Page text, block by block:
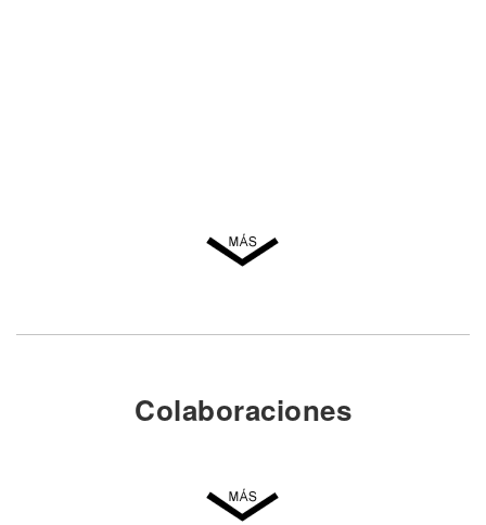
Colaboraciones